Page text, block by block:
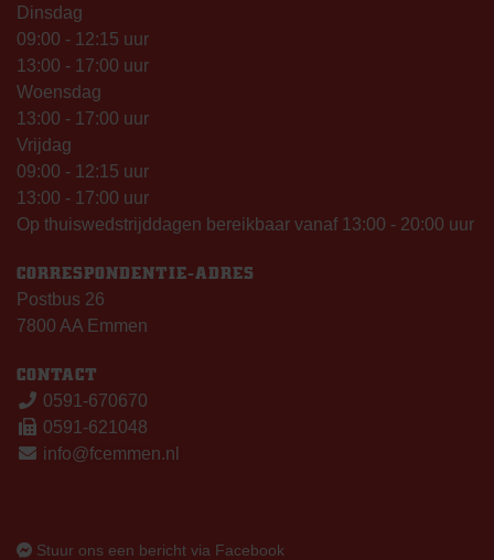
Dinsdag
09:00 - 12:15 uur
13:00 - 17:00 uur
Woensdag
13:00 - 17:00 uur
Vrijdag
09:00 - 12:15 uur
13:00 - 17:00 uur
Op thuiswedstrijddagen bereikbaar vanaf 13:00 - 20:00 uur
CORRESPONDENTIE-ADRES
Postbus 26
7800 AA Emmen
CONTACT
0591-670670
0591-621048
info@fcemmen.nl
Stuur ons een bericht via Facebook